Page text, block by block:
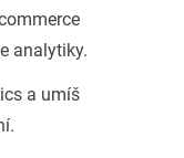
analytiky.
a umíš